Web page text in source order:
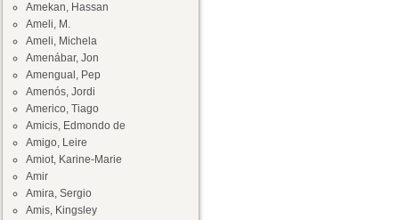
Amekan, Hassan
Ameli, M.
Ameli, Michela
Amenábar, Jon
Amengual, Pep
Amenós, Jordi
Americo, Tiago
Amicis, Edmondo de
Amigo, Leire
Amiot, Karine-Marie
Amir
Amira, Sergio
Amis, Kingsley